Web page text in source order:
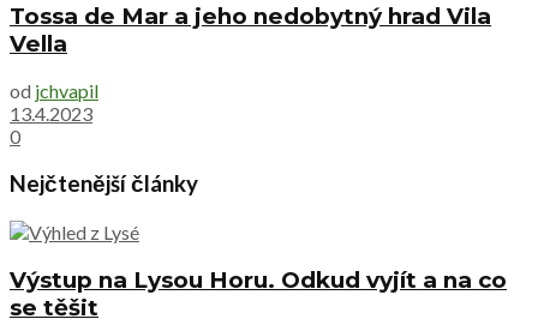
Tossa de Mar a jeho nedobytný hrad Vila
Vella
od jchvapil
13.4.2023
0
Nejčtenější články
Výstup na Lysou Horu. Odkud vyjít a na co
se těšit